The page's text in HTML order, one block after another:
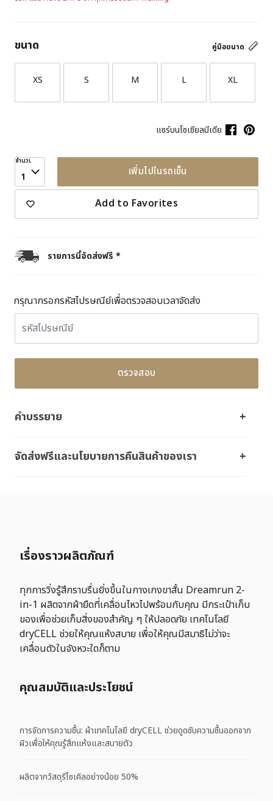
คู่มือขนาด
ขนาด
XS S M L XL
แชร์บนโซเชียลมีเดีย
จำนวน
1 เพิ่มไปในรถเข็น
Add to Favorites
รายการนี้จัดส่งฟรี *
กรุณากรอกรหัสไปรษณีย์เพื่อตรวจสอบเวลาจัดส่ง
ตรวจสอบ
คำบรรยาย
จัดส่งฟรีและนโยบายการคืนสินค้าของเรา
เรื่องราวผลิตภัณฑ์
ทุกการวิ่งรู้สึกราบรื่นยิ่งขึ้นในกางเกงขาสั้น Dreamrun 2-
in-1 ผลิตจากผ้ายืดที่เคลื่อนไหวไปพร้อมกับคุณ มีกระเป๋าเก็บ
ของเพื่อช่วยเก็บสิ่งของสำคัญ ๆ ให้ปลอดภัย เทคโนโลยี
dryCELL ช่วยให้คุณแห้งสบาย เพื่อให้คุณมีสมาธิไม่ว่าจะ
เคลื่อนตัวในจังหวะใดก็ตาม
คุณสมบัติและประโยชน์
การจัดการความชื้น: ผ้าเทคโนโลยี dryCELL ช่วยดูดซับความชื้นออกจาก
ผิวเพื่อให้คุณรู้สึกแห้งและสบายตัว
ผลิตจากวัสดุรีไซเคิลอย่างน้อย 50%